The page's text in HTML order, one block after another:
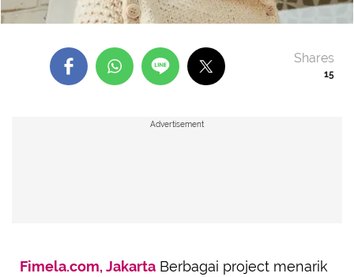
15
Shares
Advertisement
Fimela.com, Jakarta Berbagai project menarik